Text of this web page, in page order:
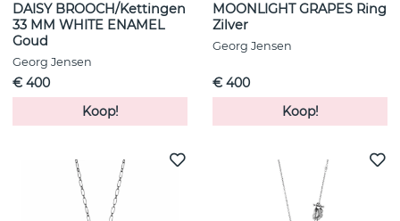
DAISY BROOCH/Kettingen
33 MM WHITE ENAMEL
Goud
Georg Jensen
€ 400
Koop!
MOONLIGHT GRAPES Ring
Zilver
Georg Jensen
€ 400
Koop!